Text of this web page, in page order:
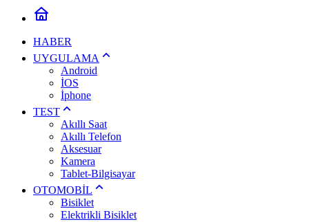
HABER
UYGULAMA
Android
İOS
İphone
TEST
Akıllı Saat
Akıllı Telefon
Aksesuar
Kamera
Tablet-Bilgisayar
OTOMOBİL
Bisiklet
Elektrikli Bisiklet